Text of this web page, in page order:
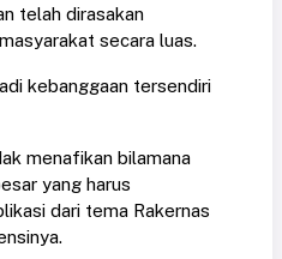
telah dirasakan
secara luas.
kebanggaan tersendiri
menafikan bilamana
yang harus
dari tema Rakernas